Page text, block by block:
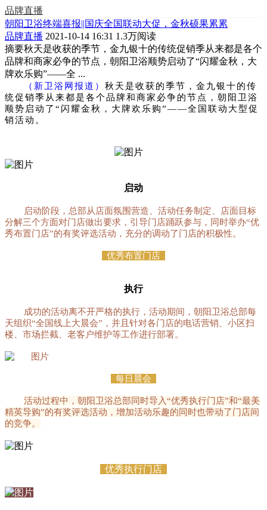
品牌直播
朝阳卫浴终端喜报||国庆全国联动大促，金秋硕果累累
品牌直播 2021-10-14 16:31 1.3万阅读
摘要秋天是收获的季节，金九银十的传统促销季从来都是各个
品牌和商家必争的节点，朝阳卫浴顺势启动了“闪耀金秋，大
牌欢乐购”——全 ...
（新卫浴网报道） 秋天是收获的季节，金九银十的传
统促销季从来都是各个品牌和商家 必争的节点，朝阳卫浴
顺势启动了“闪耀金秋，大牌欢乐购”——全国联动大型促
销活动 。
启动
启动阶段，总部从店面氛围营造、活动任务制定、店面目标
分解三个方面对门店做出要求，引导门店踊跃参与，同时举办“优
秀布置门店”的有奖评选活动，充分的调动了门店的积极性。
优秀布置门店
执行
成功的活动离不开严格的执行，活动期间，朝阳卫浴总部每
天组织“全国线上大晨会”，并且针对各门店的电话营销、小区扫
楼、市场拦截、老客户维护等工作进行部署。
每日晨会
活动过程中，朝阳卫浴总部同时导入“优秀执行门店”和“最美
精英导购”的有奖评选活动，增加活动乐趣的同时也带动了门店间
的竞争。
优秀执行门店